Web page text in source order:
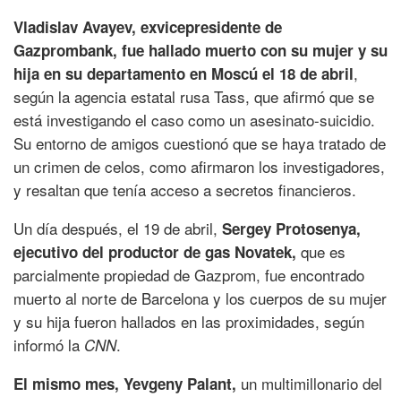
Vladislav Avayev, exvicepresidente de
Gazprombank, fue hallado muerto con su mujer y su
hija en su departamento en Moscú el 18 de abril,
según la agencia estatal rusa Tass, que afirmó que se
está investigando el caso como un asesinato-suicidio.
Su entorno de amigos cuestionó que se haya tratado de
un crimen de celos, como afirmaron los investigadores,
y resaltan que tenía acceso a secretos financieros.
Un día después, el 19 de abril, Sergey Protosenya,
ejecutivo del productor de gas Novatek, que es
parcialmente propiedad de Gazprom, fue encontrado
muerto al norte de Barcelona y los cuerpos de su mujer
y su hija fueron hallados en las proximidades, según
informó la CNN.
El mismo mes, Yevgeny Palant, un multimillonario del